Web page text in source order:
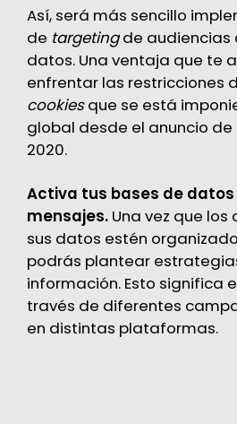
Así, será más sencillo
de targetingde audiencias
datos. Una ventaja que te
enfrentar las restricciones
cookiesque se está
global desde el anuncio
2020.
Activa tus bases de
mensajes. Una vez que
sus datos estén
podrás plantear
información. Esto significa
través de diferentes
en distintas plataformas.